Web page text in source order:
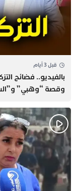
قبل 3 أيام
بالفيديو.. فضائح
وقصة “وهبي”